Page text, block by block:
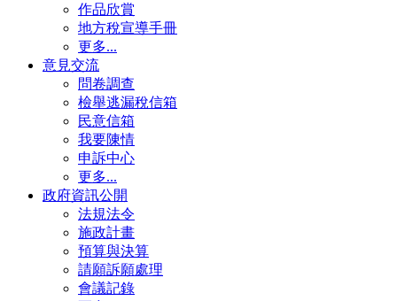
作品欣賞
地方稅宣導手冊
更多...
意見交流
問卷調查
檢舉逃漏稅信箱
民意信箱
我要陳情
申訴中心
更多...
政府資訊公開
法規法令
施政計畫
預算與決算
請願訴願處理
會議記錄